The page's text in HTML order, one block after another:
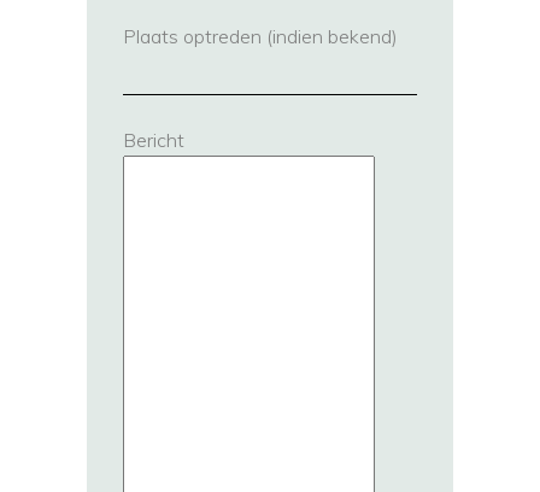
Plaats optreden (indien bekend)
Bericht